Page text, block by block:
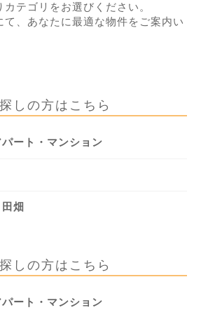
テゴリをお選びください。
て、あなたに最適な物件をご案内い
しの方はこちら
ート・マンション
畑
しの方はこちら
ート・マンション